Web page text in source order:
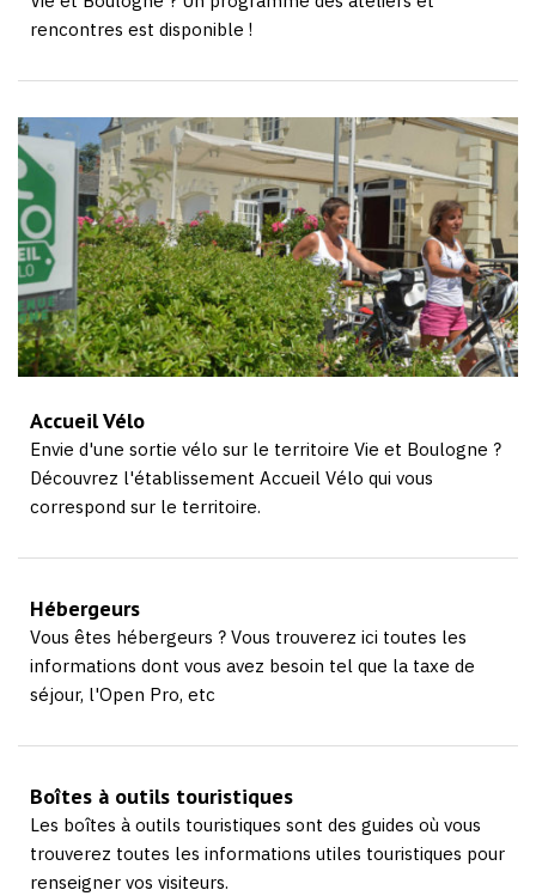
rencontres est disponible !
Accueil Vélo
Envie d'une sortie vélo sur le territoire Vie et Boulogne ?
Découvrez l'établissement Accueil Vélo qui vous
correspond sur le territoire.
Hébergeurs
Vous êtes hébergeurs ? Vous trouverez ici toutes les
informations dont vous avez besoin tel que la taxe de
séjour, l'Open Pro, etc
Boîtes à outils touristiques
Les boîtes à outils touristiques sont des guides où vous
trouverez toutes les informations utiles touristiques pour
renseigner vos visiteurs.